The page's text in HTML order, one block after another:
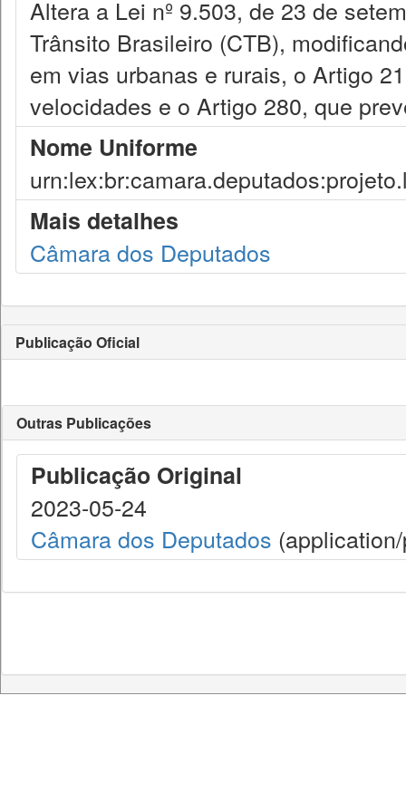
Altera a Lei nº 9.503, de 23 de
Trânsito Brasileiro (CTB),
em vias urbanas e rurais, o Artigo
velocidades e o Artigo 280, que
Nome Uniforme
Mais detalhes
Câmara dos Deputados
Publicação Oficial
Outras Publicações
Publicação Original
2023-05-24
Câmara dos Deputados